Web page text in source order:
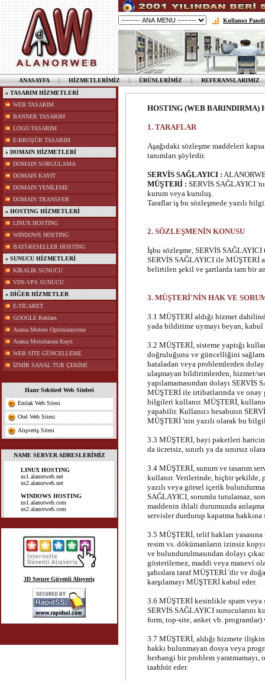
Kullanıcı Paneli
ANASAYFA|HİZMETLERİMİZ|ÜRÜNLERİMİZ|REFERANSLARIMIZ
» TASARIM HİZMETLERİ
WEB TASARIM
BANNER TASARIM
LOGO TASARIM
E-BROŞÜR TASARIM
» DOMAIN HİZMETLERİ
DOMAIN SORGULAMA
DOMAIN KAYIT
DOMAIN YENİLEME
DOMAIN TRANSFER
» HOSTING HİZMETLERİ
LINUX HOSTING
WINDOWS HOSTING
BAYİ-RESELLER HOSTING
» SUNUCU HİZMETLERİ
KİRALIK SUNUCU
VDS-VPS SUNUCU
» DİĞER HİZMETLER
E-TİCARET
GOOGLE Reklam
Arama Motoru Optimizasyonu
Arama Motorlarına Kayıt
WEB SİTE GÜNCELLEME
İZMİR SANAL TUR ÇEKİMİ
Hazır Sektörel Web Siteleri
Emlak Web Sitesi
Otel Web Sitesi
Alışveriş Sitesi
NAME SERVER ADRESLERİMİZ
LINUX HOSTING
ns1.alanorweb.net
ns2.alanorweb.net
WINDOWS HOSTING
ns1.alanorweb.com
ns2.alanorweb.com
3D Secure Güvenli Alışveriş
HOSTING (WEB BARINDIRMA)
1. TARAFLAR
Aşağıdaki sözleşme maddeleri
tanımları şöyledir.
SERVİS SAĞLAYICI :
MÜŞTERİ : SERVİS SAĞLAYICI
kurum veya kuruluş.
Taraflar iş bu sözleşmede yazılı
2. SÖZLEŞMENİN KONUSU
İşbu sözleşme, SERVİS SAĞLAYICI
SERVİS SAĞLAYICI ile MÜŞTERİ
belirtilen şekil ve şartlarda tam bir
3. MÜŞTERİ'NİN HAK VE
3.1 MÜŞTERİ aldığı hizmet
yada bildirime uymayı beyan, kabul
3.2 MÜŞTERİ, sisteme yaptığı
doğruluğunu ve güncelliğini
hataladan veya problemlerden
ulaşmayan bildirimlerden, hizmet/
yapılamamasından dolayı SERVİS
MÜŞTERİ ile irtibatlarında ve onay
bilgileri kullanır. MÜŞTERİ,
yapabilir. Kullanıcı hesabının
MÜŞTERİ 'nin yazılı olarak bu
3.3 MÜŞTERİ, bayi paketleri
da ücretsiz, sınırlı ya da sınırsız
3.4 MÜŞTERİ, sunum ve tasarım
kullanır. Verilerinde, hiçbir şekilde,
yazılı veya görsel içerik
SAĞLAYICI, sorumlu tutulamaz,
maddenin ihlali durumunda
servisler durdurup kapatma hakkına
3.5 MÜŞTERİ, telif hakları
resim vs. dökümanların izinsiz
ve bulundurulmasından dolayı
gösterilemez, maddi veya manevi
şahıslara taraf MÜŞTERİ 'dir ve
karşılamayı MÜŞTERİ kabul eder.
3.6 MÜŞTERİ kesinlikle spam veya
SERVİS SAĞLAYICI sunucularını
form, top-site, anket vb.
3.7 MÜŞTERİ, aldığı hizmete
hakkı bulunmayan dosya veya
herhangi bir problem yaratmamayı,
taahhüt eder.